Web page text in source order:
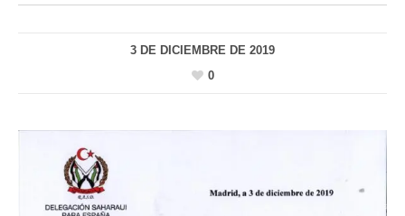
3 DE DICIEMBRE DE 2019
0